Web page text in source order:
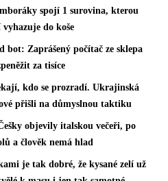
spojí 1 surovina, kterou
do koše
Zaprášený počítač ze sklepa
za tisíce
kdo se prozradí. Ukrajinská
přišli na důmyslnou taktiku
objevily italskou večeři, po
a člověk nemá hlad
je tak dobré, že kysané zelí už